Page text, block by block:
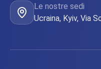
Le nostre sedi
Ucraina, Kyiv, Via